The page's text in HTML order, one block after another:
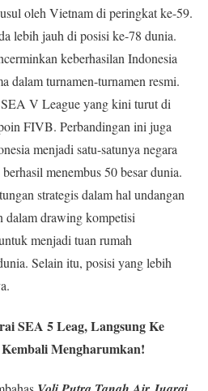
oleh Vietnam di peringkat ke-59.
lebih jauh di posisi ke-78 dunia.
keberhasilan Indonesia
dalam turnamen-turnamen resmi.
V League yang kini turut di
FIVB. Perbandingan ini juga
menjadi satu-satunya negara
menembus 50 besar dunia.
strategis dalam hal undangan
dalam drawing kompetisi
menjadi tuan rumah
Selain itu, posisi yang lebih
SEA 5 Leag, Langsung Ke
Mengharumkan!